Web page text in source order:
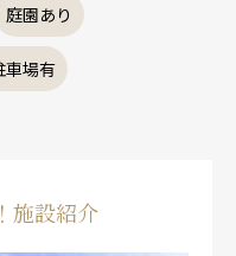
庭園あり
車場有
施設紹介